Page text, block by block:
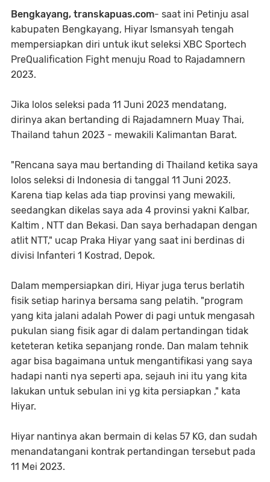
Bengkayang, transkapuas.com- saat ini Petinju asal
kabupaten Bengkayang, Hiyar Ismansyah tengah
mempersiapkan diri untuk ikut seleksi XBC Sportech
PreQualification Fight menuju Road to Rajadamnern
2023.
Jika lolos seleksi pada 11 Juni 2023 mendatang,
dirinya akan bertanding di Rajadamnern Muay Thai,
Thailand tahun 2023 - mewakili Kalimantan Barat.
"Rencana saya mau bertanding di Thailand ketika saya
lolos seleksi di Indonesia di tanggal 11 Juni 2023.
Karena tiap kelas ada tiap provinsi yang mewakili,
seedangkan dikelas saya ada 4 provinsi yakni Kalbar,
Kaltim , NTT dan Bekasi. Dan saya berhadapan dengan
atlit NTT," ucap Praka Hiyar yang saat ini berdinas di
divisi Infanteri 1 Kostrad, Depok.
Dalam mempersiapkan diri, Hiyar juga terus berlatih
fisik setiap harinya bersama sang pelatih. "program
yang kita jalani adalah Power di pagi untuk mengasah
pukulan siang fisik agar di dalam pertandingan tidak
keteteran ketika sepanjang ronde. Dan malam tehnik
agar bisa bagaimana untuk mengantifikasi yang saya
hadapi nanti nya seperti apa, sejauh ini itu yang kita
lakukan untuk sebulan ini yg kita persiapkan ," kata
Hiyar.
Hiyar nantinya akan bermain di kelas 57 KG, dan sudah
menandatangani kontrak pertandingan tersebut pada
11 Mei 2023.